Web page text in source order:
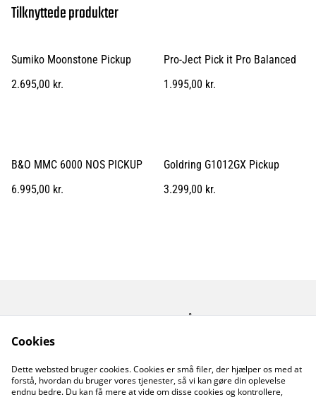
Tilknyttede produkter
Sumiko Moonstone Pickup
2.695,00 kr.
Pro-Ject Pick it Pro Balanced
1.995,00 kr.
B&O MMC 6000 NOS PICKUP
6.995,00 kr.
Goldring G1012GX Pickup
3.299,00 kr.
Kontakt os
Åbningstider
Cookiepolitik
Cookies
Dette websted bruger cookies. Cookies er små filer, der hjælper os med at
forstå, hvordan du bruger vores tjenester, så vi kan gøre din oplevelse
endnu bedre. Du kan få mere at vide om disse cookies og kontrollere,